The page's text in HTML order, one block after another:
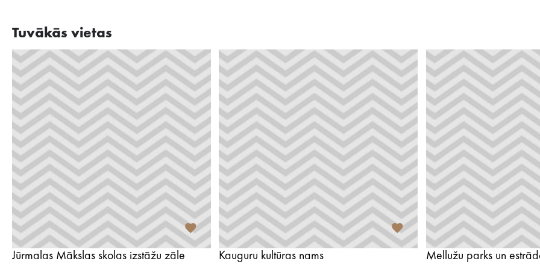
Tuvākās vietas
Jūrmalas Mākslas skolas izstāžu zāle Kauguru kultūras nams Mellužu parks un